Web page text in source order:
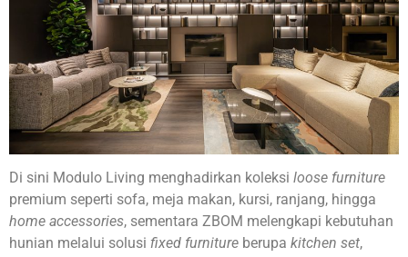
Di sini Modulo Living menghadirkan koleksi loose furniture
premium seperti sofa, meja makan, kursi, ranjang, hingga
home accessories, sementara ZBOM melengkapi kebutuhan
hunian melalui solusi fixed furniture berupa kitchen set,